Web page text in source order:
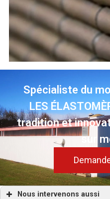
Spécialiste du
LES
tradition et
sur
Nous intervenons aussi